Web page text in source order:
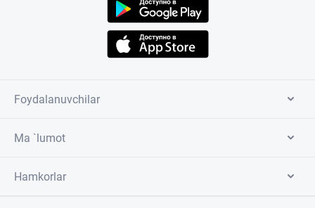
Foydalanuvchilar
Ma `lumot
Hamkorlar